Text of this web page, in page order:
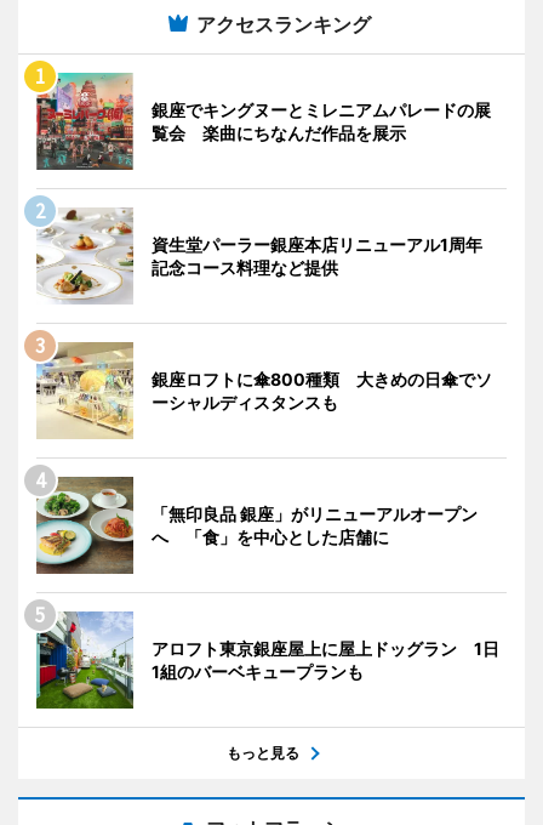
アクセスランキング
銀座でキングヌーとミレニアムパレードの展
覧会 楽曲にちなんだ作品を展示
資生堂パーラー銀座本店リニューアル1周年
記念コース料理など提供
銀座ロフトに傘800種類 大きめの日傘でソ
ーシャルディスタンスも
「無印良品 銀座」がリニューアルオープン
へ 「食」を中心とした店舗に
アロフト東京銀座屋上に屋上ドッグラン 1日
1組のバーベキュープランも
もっと見る